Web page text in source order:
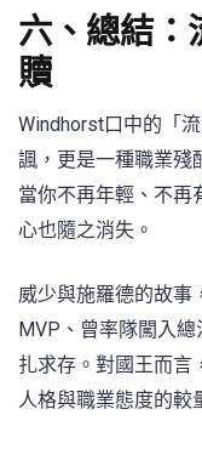
六、總結：
贖
Windhorst口中的「
諷，更是一種職業殘
當你不再年輕、不再
心也隨之消失。
威少與施羅德的故事
MVP、曾率隊闖入
扎求存。對國王而言
人格與職業態度的較